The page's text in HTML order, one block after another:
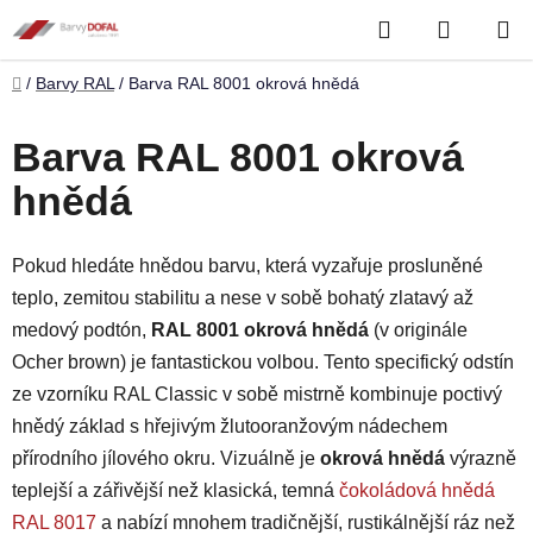
na
obsah
Hledat
KOŠÍK
Domů
/ Barvy RAL / Barva RAL 8001 okrová hnědá
Barva RAL 8001 okrová
hnědá
Pokud hledáte hnědou barvu, která vyzařuje prosluněné
teplo, zemitou stabilitu a nese v sobě bohatý zlatavý až
medový podtón, RAL 8001 okrová hnědá (v originále
Ocher brown) je fantastickou volbou. Tento specifický odstín
ze vzorníku RAL Classic v sobě mistrně kombinuje poctivý
hnědý základ s hřejivým žlutooranžovým nádechem
přírodního jílového okru. Vizuálně je okrová hnědá výrazně
teplejší a zářivější než klasická, temná čokoládová hnědá
RAL 8017 a nabízí mnohem tradičnější, rustikálnější ráz než